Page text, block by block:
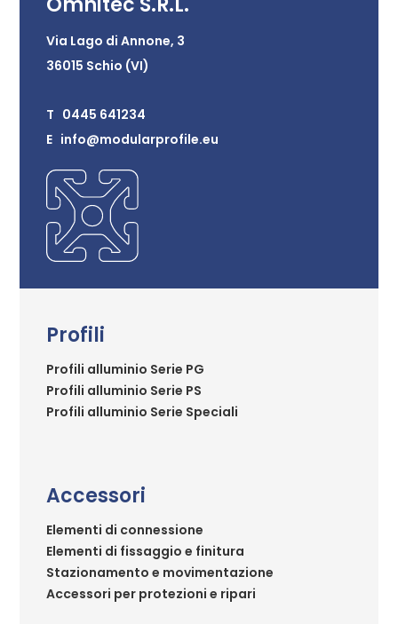
Via Lago di Annone, 3
36015 Schio (VI)
T 0445 641234
E info@modularprofile.eu
Profili
Profili alluminio Serie PG
Profili alluminio Serie PS
Profili alluminio Serie Speciali
Accessori
Elementi di connessione
Elementi di fissaggio e finitura
Stazionamento e movimentazione
Accessori per protezioni e ripari